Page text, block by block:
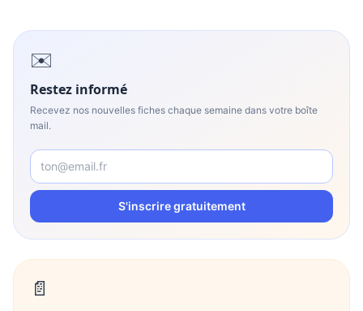
✉️
Restez informé
Recevez nos nouvelles fiches chaque semaine dans votre boîte
mail.
S'inscrire gratuitement
📄